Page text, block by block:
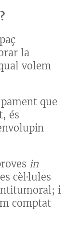
la
volem
que
és
in
cèl·lules
i
comptat